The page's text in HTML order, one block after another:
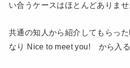
い合うケースはほとんどありませ
共通の知人から紹介してもらっ
なり Nice to meet you! から入る